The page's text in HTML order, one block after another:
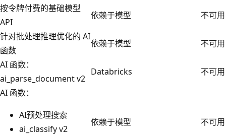
按令牌付费的基础模型
API
依赖于模型
不可用
针对批处理推理优化的 AI
函数
依赖于模型
不可用
AI 函数：
ai_parse_document v2
Databricks
不可用
AI 函数：
AI预处理搜索
ai_classify v2
依赖于模型 不可用